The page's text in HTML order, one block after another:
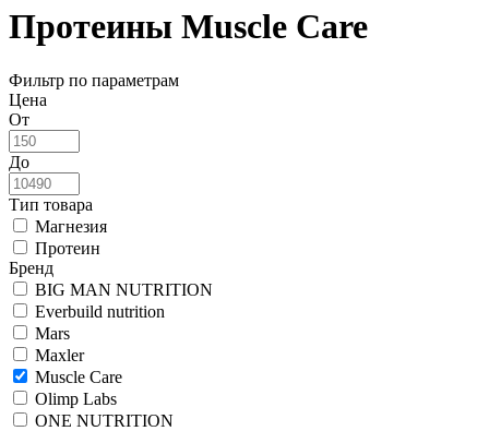
Протеины Muscle Care
Фильтр по параметрам
Цена
От
До
Тип товара
Магнезия
Протеин
Бренд
BIG MAN NUTRITION
Everbuild nutrition
Mars
Maxler
Muscle Care
Olimp Labs
ONE NUTRITION